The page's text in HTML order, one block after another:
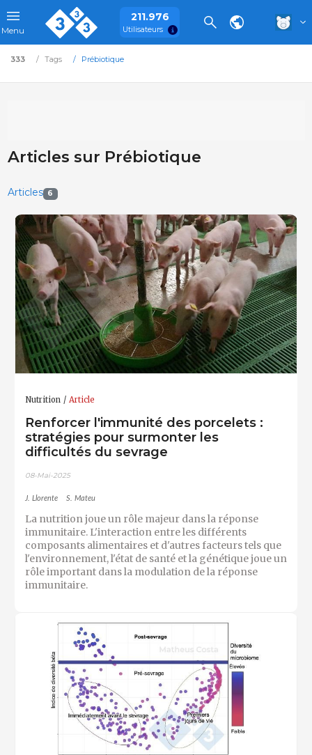
Menu
211.976
Utilisateurs
333 Tags Prébiotique
Articles sur Prébiotique
Articles 6
Nutrition Article
Renforcer l'immunité des porcelets :
stratégies pour surmonter les
difficultés du sevrage
08-Mai-2025
J. Llorente S. Mateu
La nutrition joue un rôle majeur dans la réponse
immunitaire. L'interaction entre les différents
composants alimentaires et d'autres facteurs tels que
l'environnement, l'état de santé et la génétique joue un
rôle important dans la modulation de la réponse
immunitaire.